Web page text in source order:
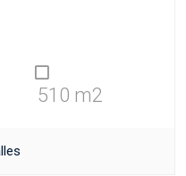
510 m2